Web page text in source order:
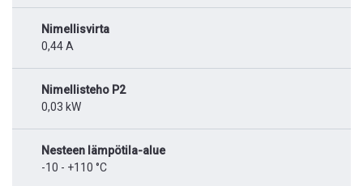
Nimellisvirta
0,44 A
Nimellisteho P2
0,03 kW
Nesteen lämpötila-alue
-10 - +110 °C